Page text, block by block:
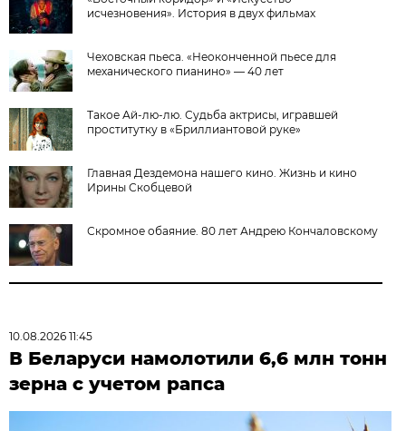
исчезновения». История в двух фильмах
Чеховская пьеса. «Неоконченной пьесе для
механического пианино» — 40 лет
Такое Ай-лю-лю. Судьба актрисы, игравшей
проститутку в «Бриллиантовой руке»
Главная Дездемона нашего кино. Жизнь и кино
Ирины Скобцевой
Скромное обаяние. 80 лет Андрею Кончаловскому
10.08.2026 11:45
В Беларуси намолотили 6,6 млн тонн
зерна с учетом рапса